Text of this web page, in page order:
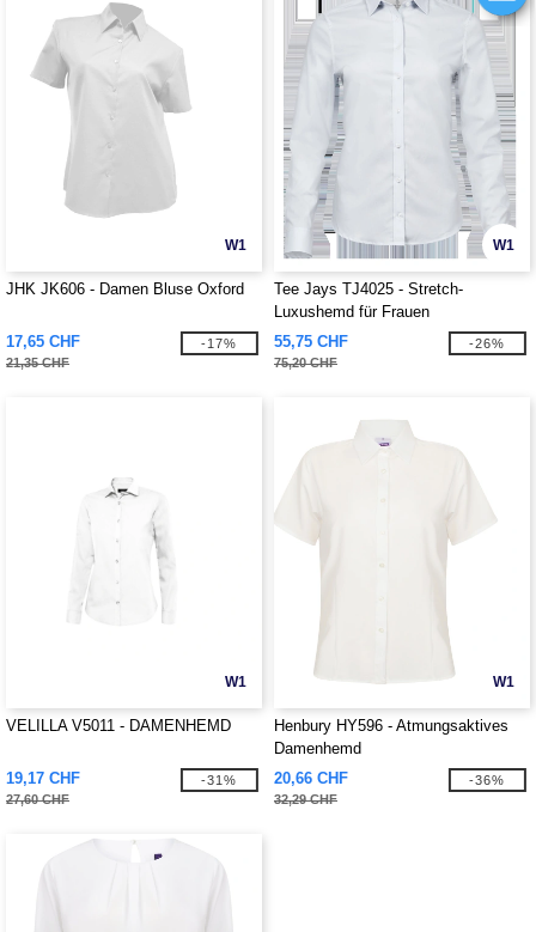
W1
JHK JK606 - Damen Bluse Oxford
17,65 CHF
21,35 CHF
-17%
W1
Tee Jays TJ4025 - Stretch-
Luxushemd für Frauen
55,75 CHF
75,20 CHF
-26%
W1
VELILLA V5011 - DAMENHEMD
19,17 CHF
27,60 CHF
-31%
W1
Henbury HY596 - Atmungsaktives
Damenhemd
20,66 CHF
32,29 CHF
-36%